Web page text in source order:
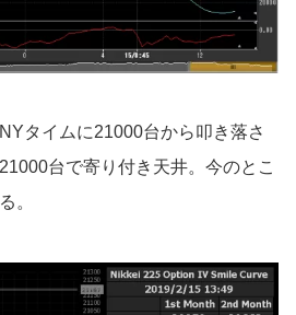
タイムに21000台から叩き落さ
台で寄り付き天井。今のとこ
。